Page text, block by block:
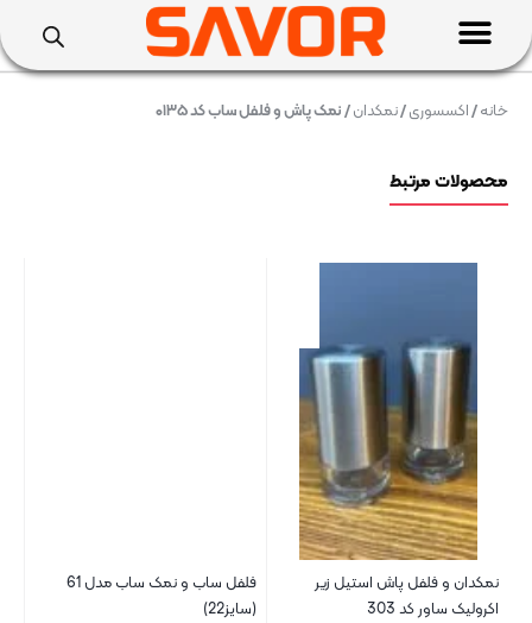
خانه/اکسسوری/نمکدان/ نمک پاش و فلفل ساب کد ۰۱۳۵
محصولات مرتبط
نمکدان و فلفل پاش استیل زیر
اکرولیک ساور کد 303
فلفل ساب و نمک ساب مدل 61
(سایز22)